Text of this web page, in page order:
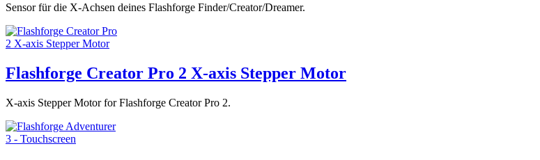
Sensor für die X-Achsen deines Flashforge Finder/Creator/Dreamer.
Flashforge Creator Pro 2 X-axis Stepper Motor
X-axis Stepper Motor for Flashforge Creator Pro 2.